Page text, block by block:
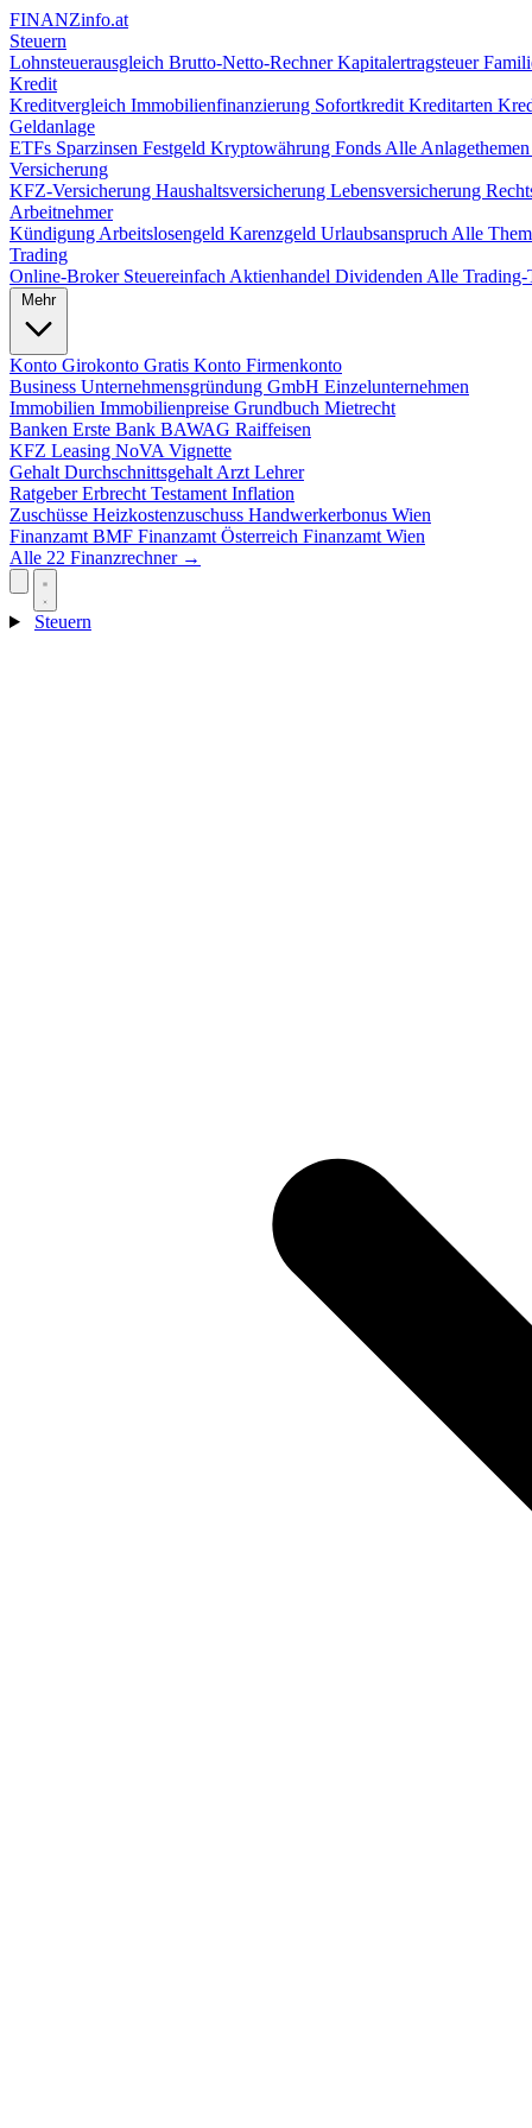
FINANZinfo.at
Steuern
Lohnsteuerausgleich Brutto-Netto-RechnerKapitalertragsteuer
Kredit
Kreditvergleich Immobilienfinanzierung Sofortkredit Kreditarten
Geldanlage
ETFs Sparzinsen Festgeld Kryptowährung Fonds Alle
Versicherung
KFZ-Versicherung Haushaltsversicherung Lebensversicherung
Arbeitnehmer
Kündigung Arbeitslosengeld Karenzgeld Urlaubsanspruch Alle
Trading
Online-Broker Steuereinfach Aktienhandel Dividenden Alle
Mehr
Konto Girokonto Gratis Konto Firmenkonto
Business Unternehmensgründung GmbH Einzelunternehmen
Immobilien Immobilienpreise Grundbuch Mietrecht
Banken Erste Bank BAWAG Raiffeisen
KFZ Leasing NoVA Vignette
Gehalt Durchschnittsgehalt Arzt Lehrer
RatgeberErbrecht Testament Inflation
Zuschüsse Heizkostenzuschuss Handwerkerbonus Wien
Finanzamt BMF Finanzamt Österreich Finanzamt Wien
Alle 22 Finanzrechner →
Steuern